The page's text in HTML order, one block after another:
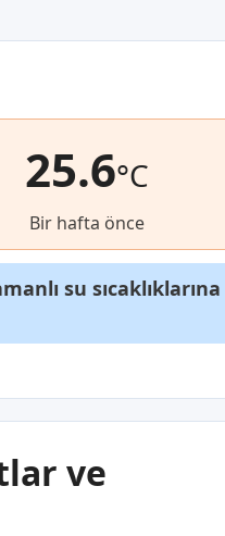
25.6°C
Bir hafta önce
su sıcaklıklarına
ve